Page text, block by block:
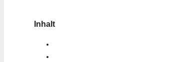
Inhalt